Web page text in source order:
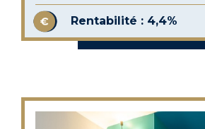
Rentabilité : 4,4%